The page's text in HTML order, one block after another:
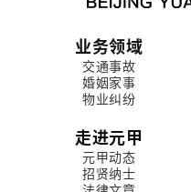
业务领域
交通事故
婚姻家事
物业纠纷
走进元甲
元甲动态
招贤纳士